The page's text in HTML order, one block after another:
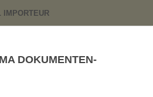
DOKUMENTEN-